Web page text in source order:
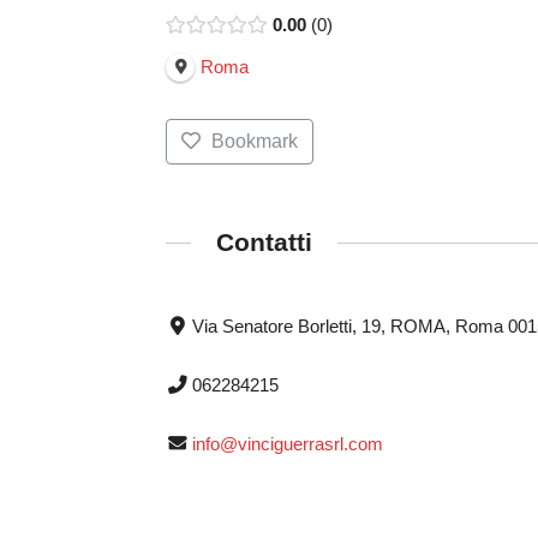
0.00 0
Roma
Bookmark
Contatti
Via Senatore Borletti, 19, ROMA, Roma
062284215
info@vinciguerrasrl.com